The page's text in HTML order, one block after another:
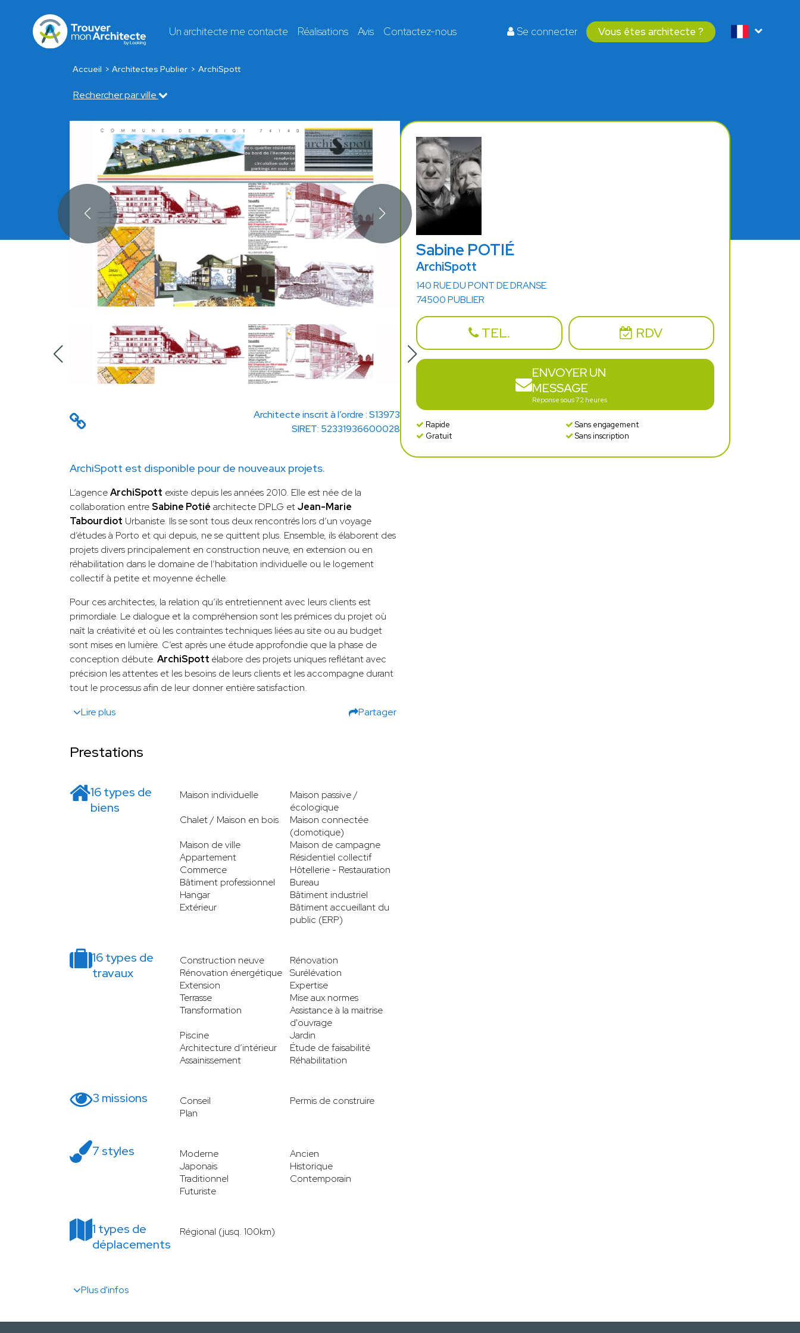
Un architecte me contacte Réalisations Avis Contactez-nous Se connecter Vous êtes architecte ?
Accueil Architectes Publier ArchiSpott
Rechercher par ville
Architecte inscrit à l’ordre : S13973
SIRET: 52331936600028
ArchiSpott est disponible pour de nouveaux projets.
L’agenceArchiSpott existe depuis les années 2010. Elle est née de la
collaboration entreSabine Potié architecte DPLG etJean-Marie
Tabourdiot Urbaniste. Ils se sont tous deux rencontrés lors d’un voyage
d’études à Porto et qui depuis, ne se quittent plus. Ensemble, ils élaborent des
projets divers principalement en construction neuve, en extension ou en
réhabilitation dans le domaine de l’habitation individuelle ou le logement
collectif à petite et moyenne échelle.
Pour ces architectes, la relation qu’ils entretiennent avec leurs clients est
primordiale. Le dialogue et la compréhension sont les prémices du projet où
naît la créativité et où les contraintes techniques liées au site ou au budget
sont mises en lumière. C’est après une étude approfondie que la phase de
conception débute. ArchiSpott élabore des projets uniques reflétant avec
précision les attentes et les besoins de leurs clients et les accompagne durant
tout le processus afin de leur donner entière satisfaction.
Lire plus
Partager
Prestations
16 types de
biens
Maison individuelle
Maison passive /
écologique
Chalet / Maison en bois
Maison connectée
(domotique)
Maison de ville
Maison de campagne
Appartement
Résidentiel collectif
Commerce
Hôtellerie - Restauration
Bâtiment professionnel
Bureau
Hangar
Bâtiment industriel
Extérieur
Bâtiment accueillant du
public (ERP)
16 types de
travaux
Construction neuve
Rénovation
Rénovation énergétique
Surélévation
Extension
Expertise
Terrasse
Mise aux normes
Transformation
Assistance à la maitrise
d'ouvrage
Piscine
Jardin
Architecture d’intérieur
Étude de faisabilité
Assainissement
Réhabilitation
3 missions Conseil
Permis de construire
Plan
7 styles Moderne
Ancien
Japonais
Historique
Traditionnel
Contemporain
Futuriste
1 types de
déplacements
Régional (jusq. 100km)
Plus d'infos
Sabine POTIÉ
ArchiSpott
140 RUE DU PONT DE DRANSE
74500 PUBLIER
TEL. RDV
ENVOYER UN
MESSAGE
Réponse sous 72 heures
Rapide
Sans engagement
Gratuit
Sans inscription